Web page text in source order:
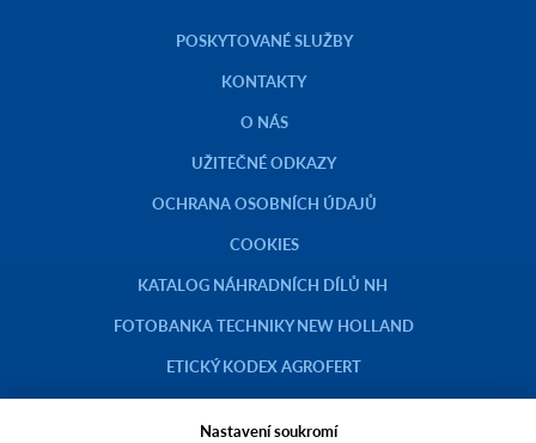
POSKYTOVANÉ SLUŽBY
KONTAKTY
O NÁS
UŽITEČNÉ ODKAZY
OCHRANA OSOBNÍCH ÚDAJŮ
COOKIES
KATALOG NÁHRADNÍCH DÍLŮ NH
FOTOBANKA TECHNIKY NEW HOLLAND
ETICKÝ KODEX AGROFERT
Nastavení soukromí